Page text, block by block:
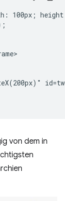
100px;
von dem in